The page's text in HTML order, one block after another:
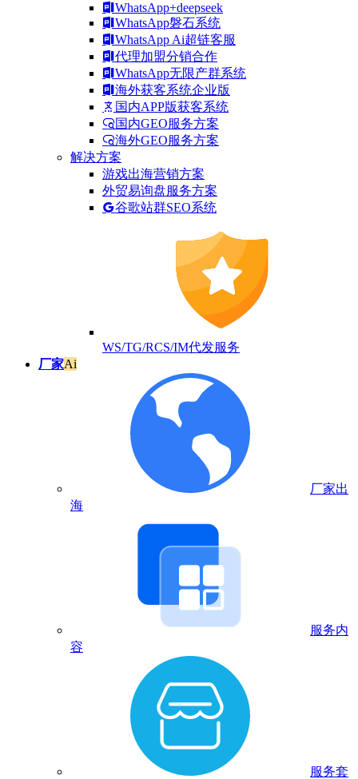
WhatsApp+deepseek
WhatsApp磐石系统
WhatsApp Ai超链客服
代理加盟分销合作
WhatsApp无限产群系统
海外获客系统企业版
国内APP版获客系统
国内GEO服务方案
海外GEO服务方案
解决方案
游戏出海营销方案
外贸易询盘服务方案
谷歌站群SEO系统
WS/TG/RCS/IM代发服务
厂家Ai
厂家出
海
服务内
容
服务套